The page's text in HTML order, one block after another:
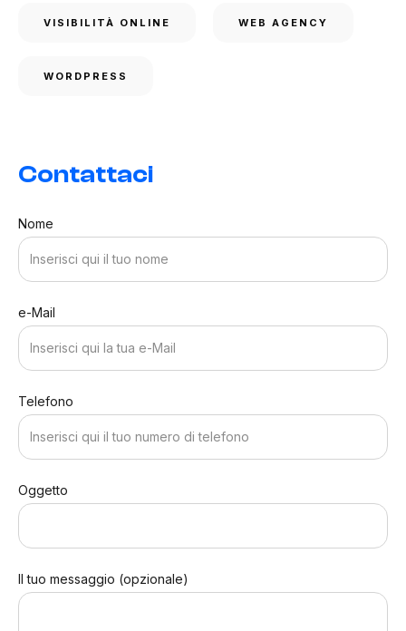
VISIBILITÀ ONLINE WEB AGENCY
WORDPRESS
Contattaci
Nome
e-Mail
Telefono
Oggetto
Il tuo messaggio (opzionale)